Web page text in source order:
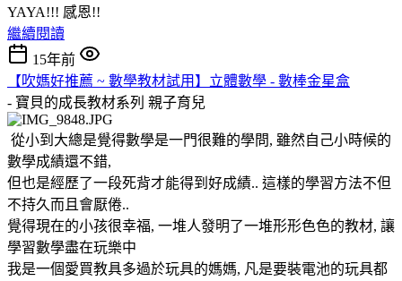
YAYA!!! 感恩!!
繼續閱讀
15年前
【吹媽好推薦 ~ 數學教材試用】立體數學 - 數棒金星盒
- 寶貝的成長教材系列 親子育兒
從小到大總是覺得數學是一門很難的學問, 雖然自己小時候的
數學成績還不錯,
但也是經歷了一段死背才能得到好成績.. 這樣的學習方法不但
不持久而且會厭倦..
覺得現在的小孩很幸福, 一堆人發明了一堆形形色色的教材, 讓
學習數學盡在玩樂中
我是一個愛買教具多過於玩具的媽媽, 凡是要裝電池的玩具都